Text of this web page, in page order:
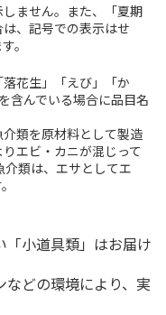
ません。また、「夏期
、記号での表示はせ
。
花生」「えび」「か
含んでいる場合に品目名
類を原材料として製造
エビ・カニが混じって
類は、エサとしてエ
「小道具類」はお届け
どの環境により、実